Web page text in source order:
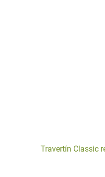
Travertín Classic